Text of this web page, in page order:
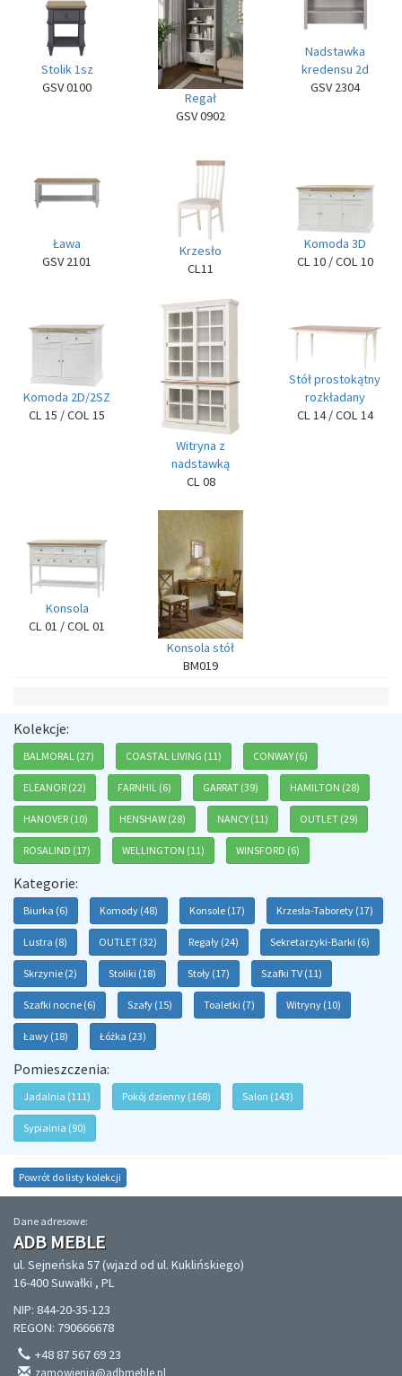
Stolik 1sz
GSV 0100
Regał
GSV 0902
Nadstawka
kredensu 2d
GSV 2304
Ława
GSV 2101
Krzesło
CL11
Komoda 3D
CL 10 / COL 10
Komoda 2D/2SZ
CL 15 / COL 15
Witryna z
nadstawką
CL 08
Stół prostokątny
rozkładany
CL 14 / COL 14
Konsola
CL 01 / COL 01
Konsola stół
BM019
Kolekcje:
BALMORAL (27) COASTAL LIVING (11) CONWAY (6)
ELEANOR (22) FARNHIL (6) GARRAT (39) HAMILTON (28)
HANOVER (10) HENSHAW (28) NANCY (11) OUTLET (29)
ROSALIND (17) WELLINGTON (11) WINSFORD (6)
Kategorie:
Biurka (6) Komody (48) Konsole (17) Krzesła-Taborety (17)
Lustra (8) OUTLET (32) Regały (24) Sekretarzyki-Barki (6)
Skrzynie (2) Stoliki (18) Stoły (17) Szafki TV (11)
Szafki nocne (6) Szafy (15) Toaletki (7) Witryny (10)
Ławy (18) Łóżka (23)
Pomieszczenia:
Jadalnia (111) Pokój dzienny (168) Salon (143)
Sypialnia (90)
Powrót do listy kolekcji
Dane adresowe:
ADB MEBLE
ul. Sejneńska 57 (wjazd od ul. Kuklińskiego)
16-400 Suwałki , PL
NIP: 844-20-35-123
REGON: 790666678
+48 87 567 69 23